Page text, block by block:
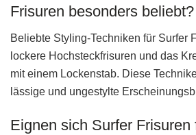
Frisuren besonders beliebt?
Beliebte Styling-Techniken für Surfer
lockere Hochsteckfrisuren und das
mit einem Lockenstab. Diese
lässige und ungestylte
Eignen sich Surfer Frisuren